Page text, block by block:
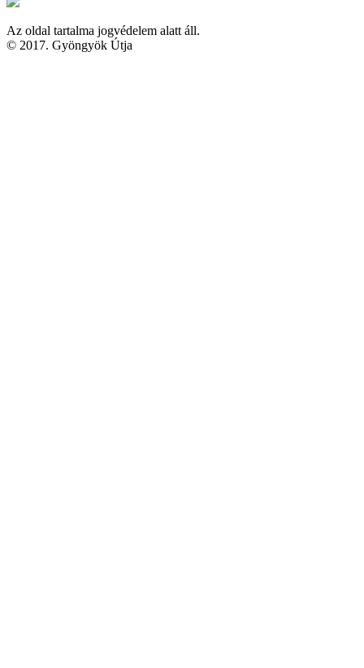
Az oldal tartalma jogvédelem alatt áll.
© 2017. Gyöngyök Útja